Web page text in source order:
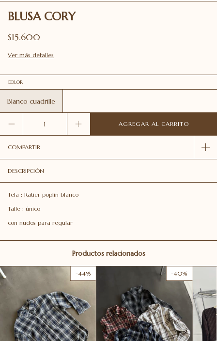
BLUSA CORY
$15.600
Ver más detalles
COLOR
Blanco cuadrille
COMPARTIR
DESCRIPCIÓN
Tela : Ratier poplin blanco
Talle : único
con nudos para regular
Productos relacionados
-44% -40%